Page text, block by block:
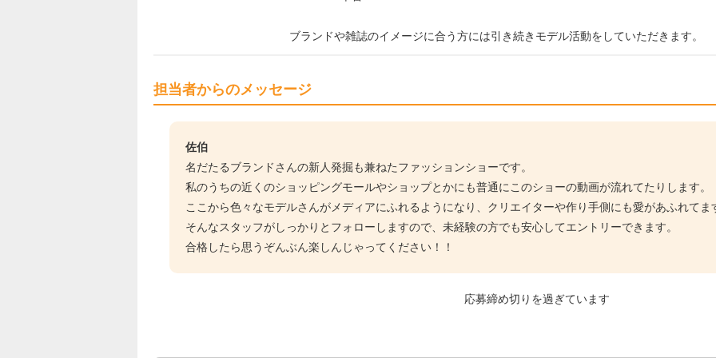
ブランドや雑誌のイメージに合う方には引き続きモデル活動をしていただきます。
担当者からのメッセージ
佐伯
名だたるブランドさんの新人発掘も兼ねたファッションショーです。
私のうちの近くのショッピングモールやショップとかにも普通にこのショーの動画が流れてたりします。
ここから色々なモデルさんがメディアにふれるようになり、クリエイターや作り手側にも愛があふれてま
そんなスタッフがしっかりとフォローしますので、未経験の方でも安心してエントリーできます。
合格したら思うぞんぶん楽しんじゃってください！！
応募締め切りを過ぎています